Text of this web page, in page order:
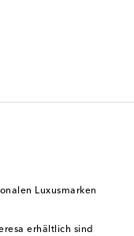
Luxusmarken
erhältlich sind